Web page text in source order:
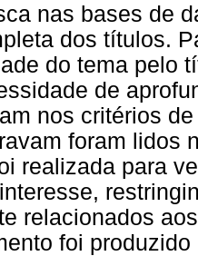
nas bases de
dos títulos.
do tema pelo
de
nos critérios
foram lidos
realizada para
relacionados
foi